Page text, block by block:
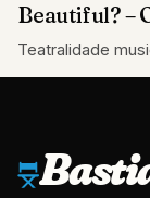
Beautiful? –
Teatralidade